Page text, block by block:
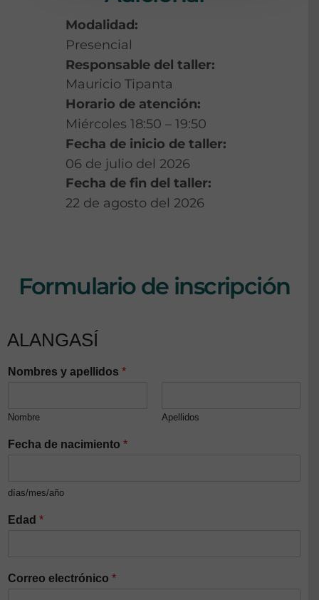
Modalidad:
Presencial
Responsable del taller:
Mauricio Tipanta
Horario de atención:
Miércoles 18:50 – 19:50
Fecha de inicio de taller:
06 de julio del 2026
Fecha de fin del taller:
22 de agosto del 2026
Formulario de inscripción
ALANGASÍ
Nombres y apellidos *
Nombre Apellidos
Fecha de nacimiento *
días/mes/año
Edad *
Correo electrónico *